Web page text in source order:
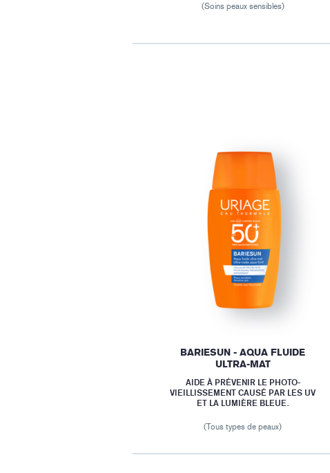
(Soins peaux sensibles)
BARIESUN - AQUA FLUIDE
ULTRA-MAT
AIDE À PRÉVENIR LE PHOTO-
VIEILLISSEMENT CAUSÉ PAR LES UV
ET LA LUMIÈRE BLEUE.
(Tous types de peaux)